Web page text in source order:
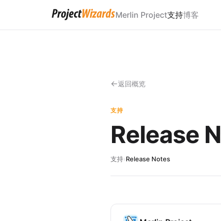
Merlin Project支持博客
返回概览
支持
Release
支持›Release Notes